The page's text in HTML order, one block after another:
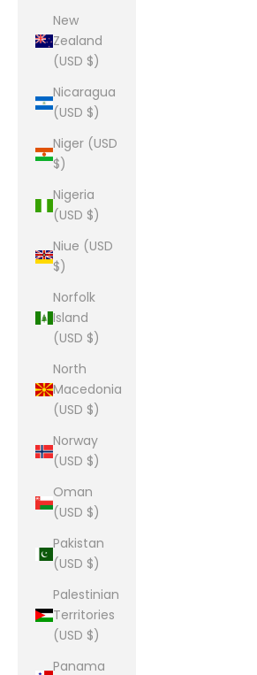
New
Zealand
(USD $)
Nicaragua
(USD $)
Niger (USD
$)
Nigeria
(USD $)
Niue (USD
$)
Norfolk
Island
(USD $)
North
Macedonia
(USD $)
Norway
(USD $)
Oman
(USD $)
Pakistan
(USD $)
Palestinian
Territories
(USD $)
Panama